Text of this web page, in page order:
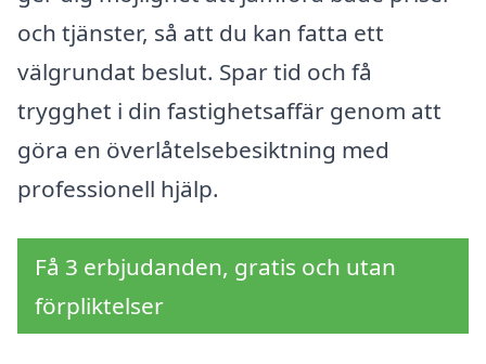
och tjänster, så att du kan fatta ett
välgrundat beslut. Spar tid och få
trygghet i din fastighetsaffär genom att
göra en överlåtelsebesiktning med
professionell hjälp.
Få 3 erbjudanden, gratis och utan
förpliktelser